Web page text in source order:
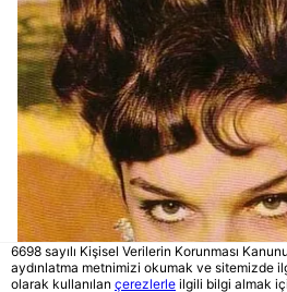
6698 sayılı Kişisel Verilerin Korunması
aydınlatma metnimizi okumak ve sitemizde
olarak kullanılan çerezlerle ilgili bilgi almak